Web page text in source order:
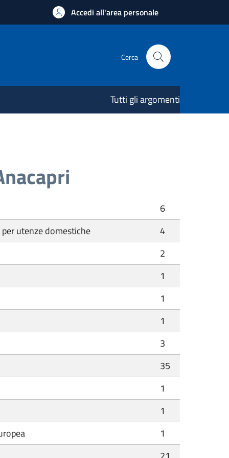
Accedi all'area personale
Cerca
Tutti gli argomenti
6
utenze domestiche
4
2
1
1
1
3
35
1
1
1